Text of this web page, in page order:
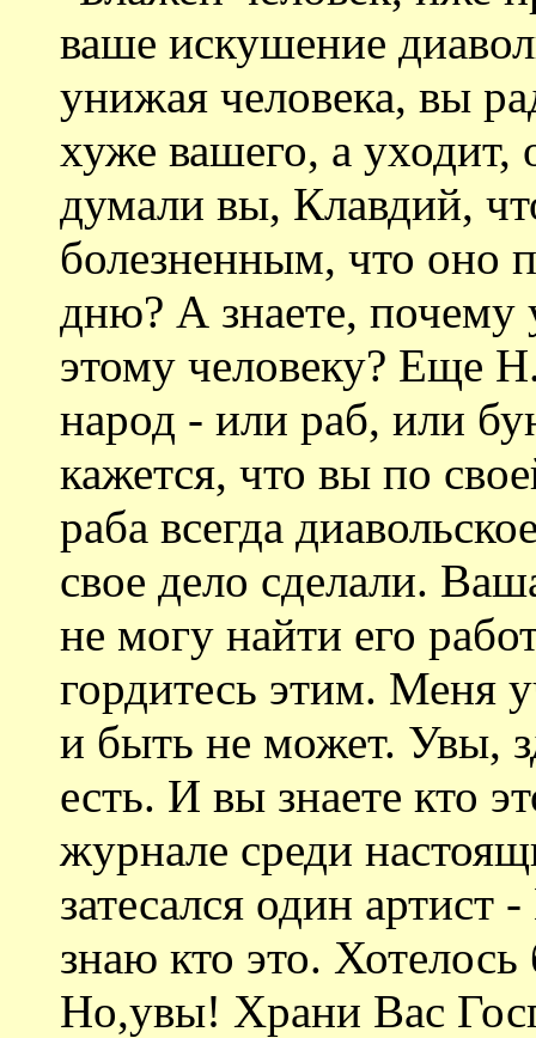
ваше искушение
унижая человека, вы
хуже вашего, а уходит,
думали вы, Клавдий,
болезненным, что оно
дню? А знаете, почему
этому человеку? Еще
народ - или раб, или
кажется, что вы по
раба всегда
свое дело сделали.
не могу найти его
гордитесь этим. Меня
и быть не может. Увы,
есть. И вы знаете кто
журнале среди
затесался один
знаю кто это.
Но,увы! Храни Вас